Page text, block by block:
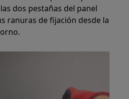
dos pestañas del panel
ranuras de fijación desde la